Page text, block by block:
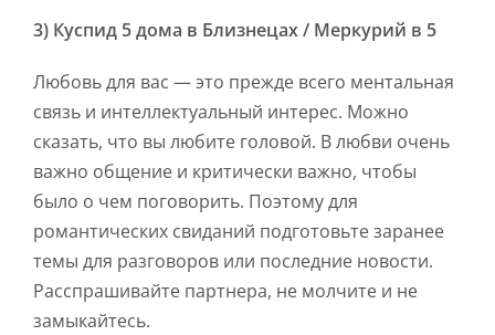
3) Куспид 5 дома в Близнецах / Меркурий в 5
Любовь для вас — это прежде всего ментальная
связь и интеллектуальный интерес. Можно
сказать, что вы любите головой. В любви очень
важно общение и критически важно, чтобы
было о чем поговорить. Поэтому для
романтических свиданий подготовьте заранее
темы для разговоров или последние новости.
Расспрашивайте партнера, не молчите и не
замыкайтесь.